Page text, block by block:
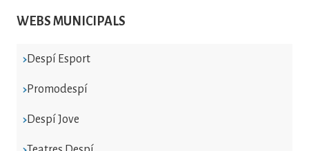
WEBS MUNICIPALS
Despí Esport
Promodespí
Despí Jove